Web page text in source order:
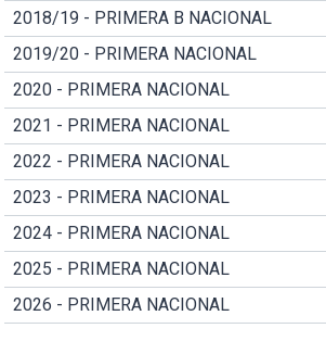
2018/19 - PRIMERA B NACIONAL
2019/20 - PRIMERA NACIONAL
2020 - PRIMERA NACIONAL
2021 - PRIMERA NACIONAL
2022 - PRIMERA NACIONAL
2023 - PRIMERA NACIONAL
2024 - PRIMERA NACIONAL
2025 - PRIMERA NACIONAL
2026 - PRIMERA NACIONAL